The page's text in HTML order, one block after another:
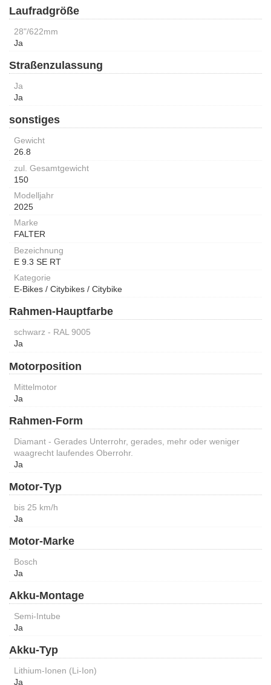
Laufradgröße
28"/622mm
Ja
Straßenzulassung
Ja
Ja
sonstiges
Gewicht
26.8
zul. Gesamtgewicht
150
Modelljahr
2025
Marke
FALTER
Bezeichnung
E 9.3 SE RT
Kategorie
E-Bikes / Citybikes / Citybike
Rahmen-Hauptfarbe
schwarz - RAL 9005
Ja
Motorposition
Mittelmotor
Ja
Rahmen-Form
Diamant - Gerades Unterrohr, gerades, mehr oder weniger
waagrecht laufendes Oberrohr.
Ja
Motor-Typ
bis 25 km/h
Ja
Motor-Marke
Bosch
Ja
Akku-Montage
Semi-Intube
Ja
Akku-Typ
Lithium-Ionen (Li-Ion)
Ja